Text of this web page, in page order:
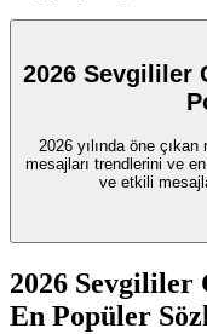
2026 Sevgililer
2026 yılında öne
mesajları trendlerini ve
ve etkili
2026 Sevgililer
En Popüler